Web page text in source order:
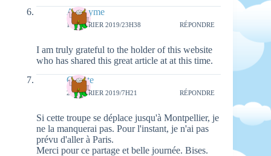
Anonyme
19 FÉVRIER 2019/23H38 RÉPONDRE
I am truly grateful to the holder of this website
who has shared this great article at at this time.
Colette
20 FÉVRIER 2019/7H21 RÉPONDRE
Si cette troupe se déplace jusqu'à Montpellier, je
ne la manquerai pas. Pour l'instant, je n'ai pas
prévu d'aller à Paris.
Merci pour ce partage et belle journée. Bises.